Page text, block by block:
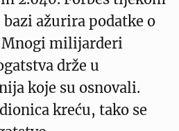
ažurira podatke o
milijarderi
drže u
koje su osnovali.
kreću, tako se